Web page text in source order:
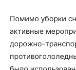
Помимо уборки
активные
дорожно-